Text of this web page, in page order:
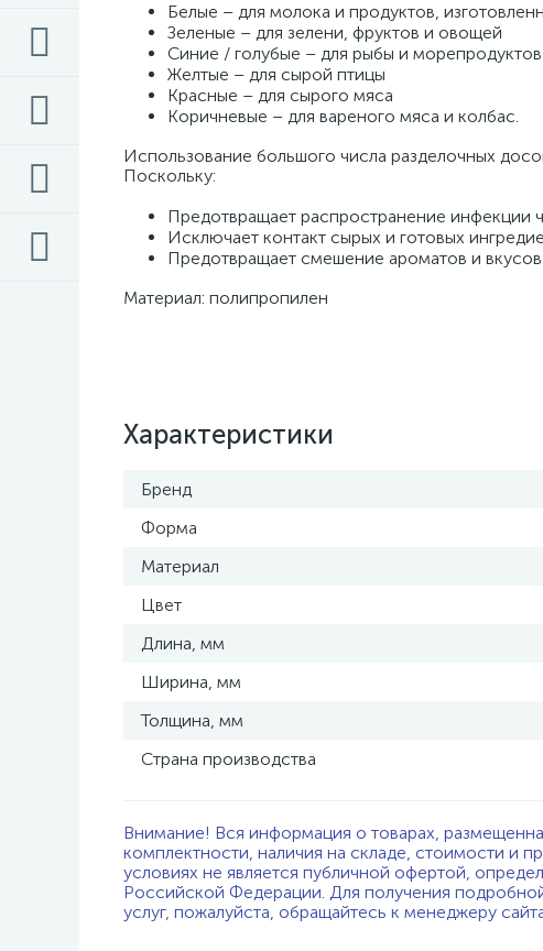
Белые – для молока и продуктов,
Зеленые – для зелени, фруктов и овощей
Синие / голубые – для рыбы и морепродуктов
Желтые – для сырой птицы
Красные – для сырого мяса
Коричневые – для вареного мяса и колбас.
Использование большого числа разделочных
Поскольку:
Предотвращает распространение инфекции
Исключает контакт сырых и готовых
Предотвращает смешение ароматов и
Материал: полипропилен
Характеристики
Бренд
Форма
Материал
Цвет
Длина, мм
Ширина, мм
Толщина, мм
Страна производства
Внимание! Вся информация о товарах,
комплектности, наличия на складе, стоимости и
условиях не является публичной офертой,
Российской Федерации. Для получения
услуг, пожалуйста, обращайтесь к менеджеру